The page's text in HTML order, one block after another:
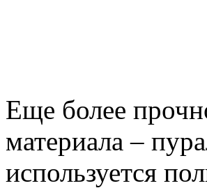
Еще более
материала –
используется